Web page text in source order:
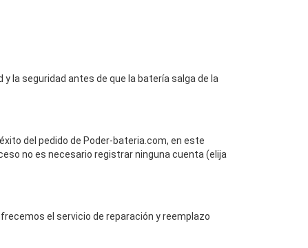
la seguridad antes de que la batería salga de la
del pedido de Poder-bateria.com, en este
no es necesario registrar ninguna cuenta (elija
el servicio de reparación y reemplazo